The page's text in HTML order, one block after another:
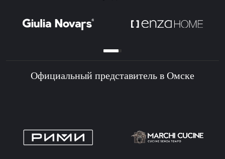
Официальный представитель в Омске